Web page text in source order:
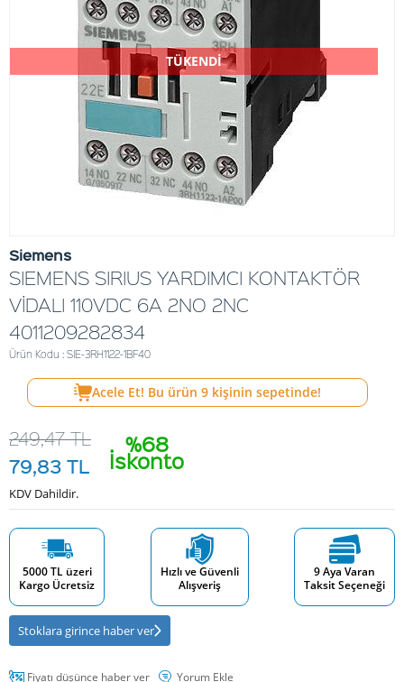
TÜKENDİ
Siemens
SIEMENS SIRIUS YARDIMCI KONTAKTÖR
VİDALI 110VDC 6A 2NO 2NC
4011209282834
Ürün Kodu : SIE-3RH1122-1BF40
Acele Et! Bu ürün 9 kişinin sepetinde!
%68
İskonto
249,47TL
79,83 TL
KDV Dahildir.
5000 TL üzeri
Kargo Ücretsiz
Hızlı ve Güvenli
Alışveriş
9 Aya Varan
Taksit Seçeneği
Stoklara girince haber ver
Fiyatı düşünce haber ver Yorum Ekle